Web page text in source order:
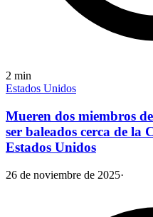
2 min
Estados Unidos
Mueren dos miembros
ser baleados cerca de la
Estados Unidos
26 de noviembre de 2025·